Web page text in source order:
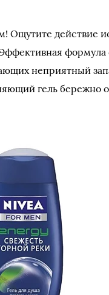
Ощутите действие
формула
неприятный
гель бережно